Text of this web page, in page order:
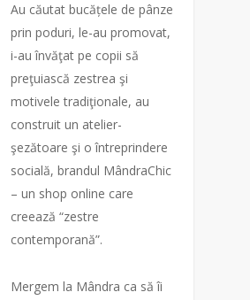
Au căutat bucățele de pânze
prin poduri, le-au promovat,
i-au învăţat pe copii să
preţuiască zestrea şi
motivele tradiţionale, au
construit un atelier-
şezătoare şi o întreprindere
socială, brandul MândraChic
– un shop online care
creează “zestre
contemporană”.
Mergem la Mândra ca să îi